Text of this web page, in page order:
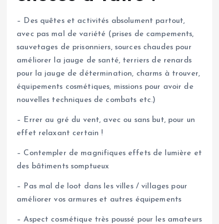
– Des quêtes et activités absolument partout,
avec pas mal de variété (prises de campements,
sauvetages de prisonniers, sources chaudes pour
améliorer la jauge de santé, terriers de renards
pour la jauge de détermination, charms à trouver,
équipements cosmétiques, missions pour avoir de
nouvelles techniques de combats etc.)
– Errer au gré du vent, avec ou sans but, pour un
effet relaxant certain !
– Contempler de magnifiques effets de lumière et
des bâtiments somptueux
– Pas mal de loot dans les villes / villages pour
améliorer vos armures et autres équipements
– Aspect cosmétique très poussé pour les amateurs